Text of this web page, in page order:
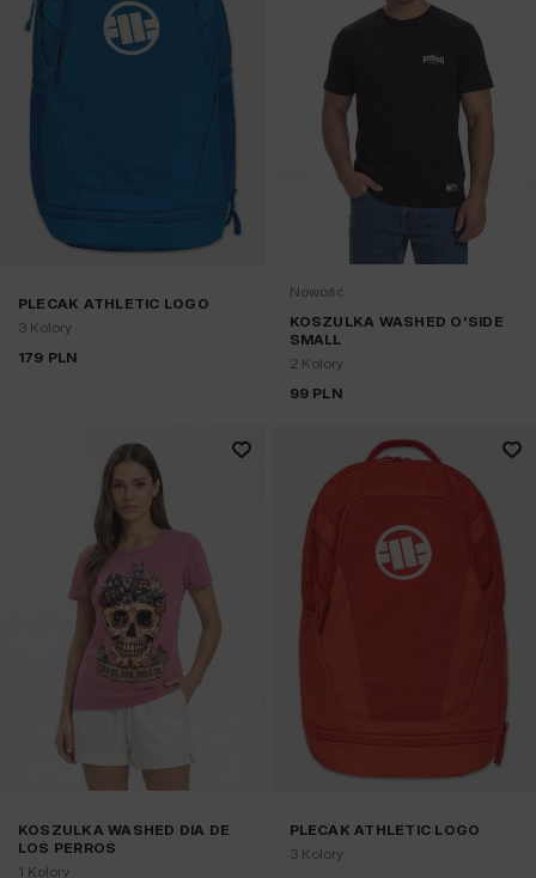
PLECAK ATHLETIC LOGO
3 Kolory
179 PLN
Nowość
KOSZULKA WASHED O'SIDE
SMALL
2 Kolory
99 PLN
KOSZULKA WASHED DIA DE
LOS PERROS
1 Kolory
PLECAK ATHLETIC LOGO
3 Kolory